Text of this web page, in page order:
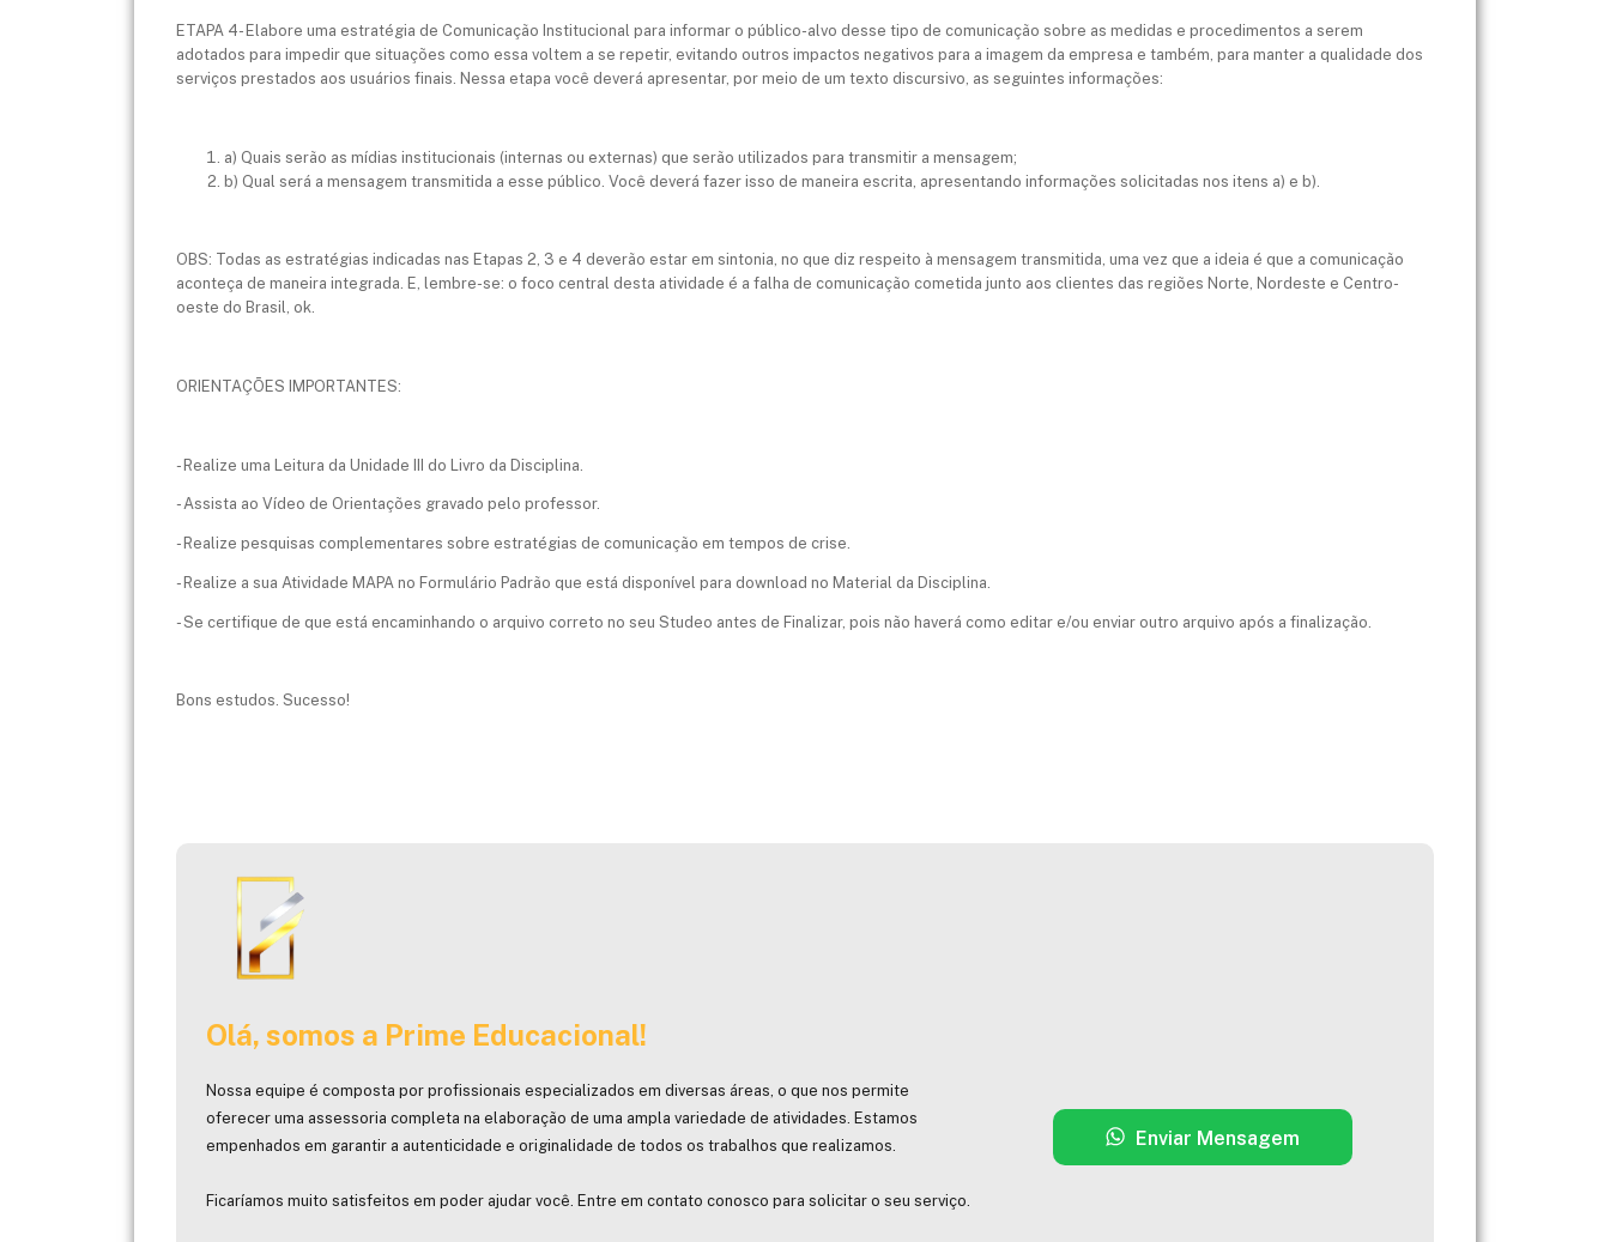
ETAPA 4- Elabore uma estratégia de Comunicação Institucional para informar o público-alvo desse tipo de comunicação sobre as medidas e procedimentos a serem
adotados para impedir que situações como essa voltem a se repetir, evitando outros impactos negativos para a imagem da empresa e também, para manter a qualidade dos
serviços prestados aos usuários finais. Nessa etapa você deverá apresentar, por meio de um texto discursivo, as seguintes informações:
a) Quais serão as mídias institucionais (internas ou externas) que serão utilizados para transmitir a mensagem;
b) Qual será a mensagem transmitida a esse público. Você deverá fazer isso de maneira escrita, apresentando informações solicitadas nos itens a) e b).
OBS: Todas as estratégias indicadas nas Etapas 2, 3 e 4 deverão estar em sintonia, no que diz respeito à mensagem transmitida, uma vez que a ideia é que a comunicação
aconteça de maneira integrada. E, lembre-se: o foco central desta atividade é a falha de comunicação cometida junto aos clientes das regiões Norte, Nordeste e Centro-
oeste do Brasil, ok.
ORIENTAÇÕES IMPORTANTES:
- Realize uma Leitura da Unidade III do Livro da Disciplina.
- Assista ao Vídeo de Orientações gravado pelo professor.
- Realize pesquisas complementares sobre estratégias de comunicação em tempos de crise.
- Realize a sua Atividade MAPA no Formulário Padrão que está disponível para download no Material da Disciplina.
- Se certifique de que está encaminhando o arquivo correto no seu Studeo antes de Finalizar, pois não haverá como editar e/ou enviar outro arquivo após a finalização.
Bons estudos. Sucesso!
Olá, somos a Prime Educacional!
Nossa equipe é composta por profissionais especializados em diversas áreas, o que nos permite
oferecer uma assessoria completa na elaboração de uma ampla variedade de atividades. Estamos
empenhados em garantir a autenticidade e originalidade de todos os trabalhos que realizamos.
Ficaríamos muito satisfeitos em poder ajudar você. Entre em contato conosco para solicitar o seu serviço.
Enviar Mensagem